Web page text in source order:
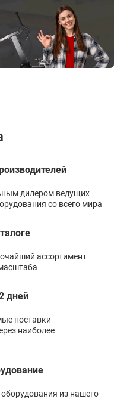
дилером ведущих
со всего мира
ассортимент
дней
поставки
наиболее
из нашего